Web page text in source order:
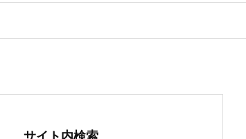
サイト内検索